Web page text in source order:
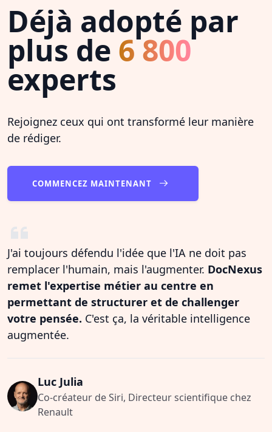
Déjà adopté par
plus de 6 800
experts
Rejoignez ceux qui ont transformé leur manière
de rédiger.
COMMENCEZ MAINTENANT
J'ai toujours défendu l'idée que l'IA ne doit pas
remplacer l'humain, mais l'augmenter. DocNexus
remet l'expertise métier au centre en
permettant de structurer et de challenger
votre pensée. C'est ça, la véritable intelligence
augmentée.
Luc Julia
Co-créateur de Siri, Directeur scientifique chez
Renault